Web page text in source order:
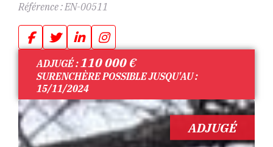
ADJUGÉ
ADJUGÉ :110 000€
SURENCHÈRE POSSIBLE JUSQU'AU :
15/11/2024
Référence :EN-00511